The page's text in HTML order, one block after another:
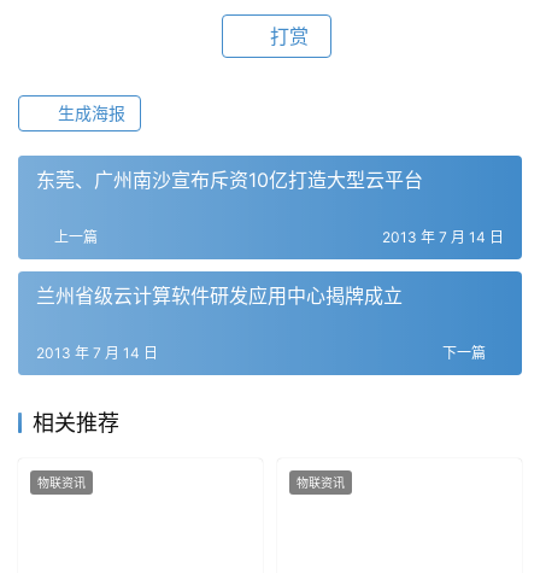
打赏
生成海报
东莞、广州南沙宣布斥资10亿打造大型云平台
上一篇 2013 年 7 月 14 日
兰州省级云计算软件研发应用中心揭牌成立
下一篇
2013 年 7 月 14 日
相关推荐
物联资讯 物联资讯